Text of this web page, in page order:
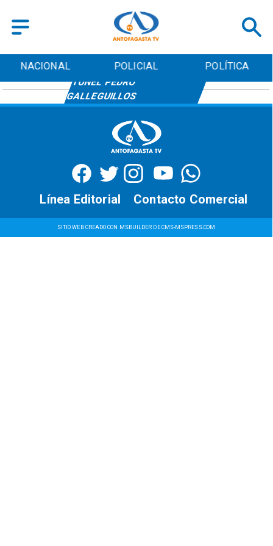
NACIONAL POLICIAL POLÍTICA
TÚNEL PEDRO
GALLEGUILLOS
SITIO WEB CREADO CON MSBUILDER DE CMS-MSPRESS.COM
Contacto Comercial
Línea Editorial